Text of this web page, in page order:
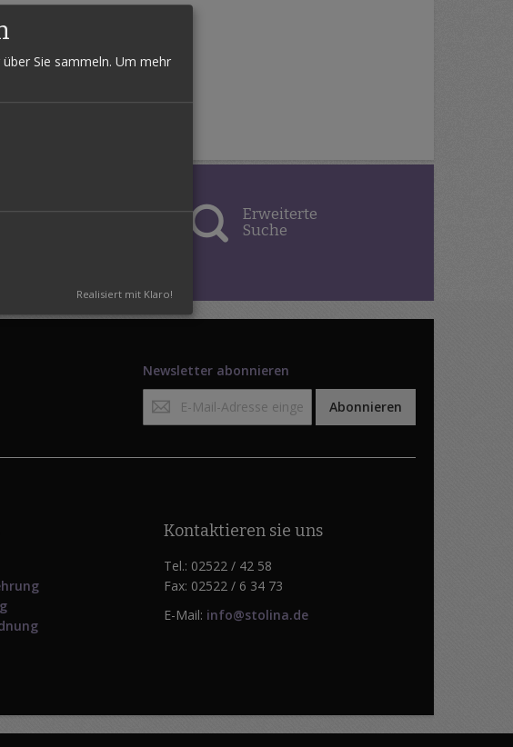
Unser
Erweiterte
Suche
Newsletter abonnieren
zum
Abonnieren
Kontaktieren sie uns
Tel.: 02522 / 42 58
Fax: 02522 / 6 34 73
E-Mail: info@stolina.de
Sie sammeln. Um mehr
Realisiert mit Klaro!